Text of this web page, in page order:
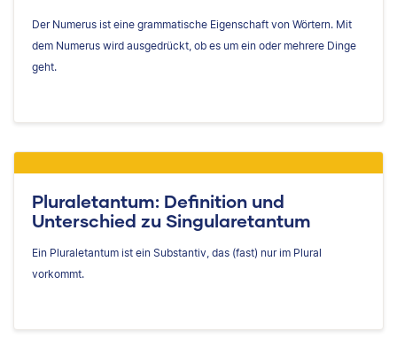
Der Numerus ist eine grammatische Eigenschaft von Wörtern. Mit
dem Numerus wird ausgedrückt, ob es um ein oder mehrere Dinge
geht.
Pluraletantum: Definition und
Unterschied zu Singularetantum
Ein Pluraletantum ist ein Substantiv, das (fast) nur im Plural
vorkommt.